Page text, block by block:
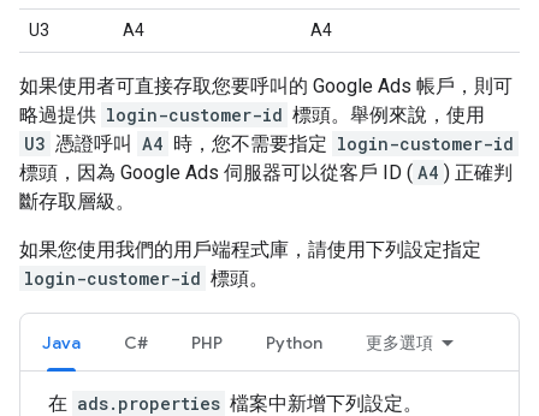
U3 A4 A4
如果使用者可直接存取您要呼叫的 Google Ads 帳戶，則可
略過提供 login-customer-id 標頭。舉例來說，使用
U3 憑證呼叫 A4 時，您不需要指定 login-customer-id
標頭，因為 Google Ads 伺服器可以從客戶 ID ( A4 ) 正確判
斷存取層級。
如果您使用我們的用戶端程式庫，請使用下列設定指定
login-customer-id 標頭。
Java C# PHP Python 更多選項
在 ads.properties 檔案中新增下列設定。